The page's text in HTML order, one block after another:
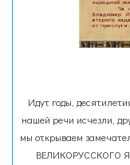
Идут годы,
нашей речи исчезли,
мы открываем
ВЕЛИКОРУССКОГО